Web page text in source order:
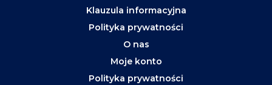
Klauzula informacyjna
Polityka prywatności
O nas
Moje konto
Polityka prywatności